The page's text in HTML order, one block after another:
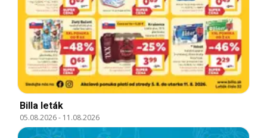
Billa leták
05.08.2026- 11.08.2026